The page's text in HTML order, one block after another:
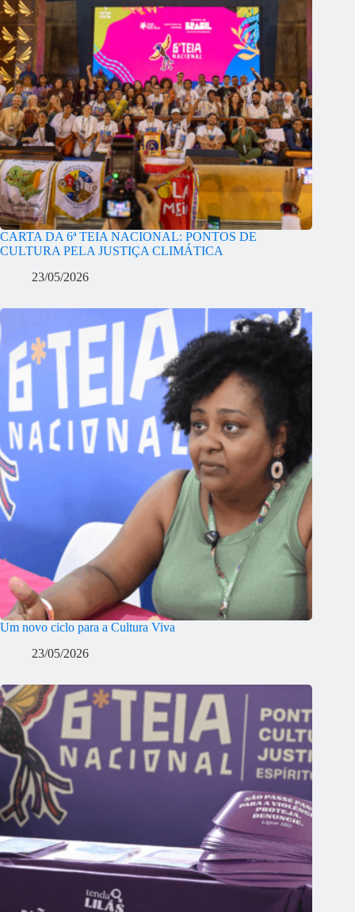
CARTA DA 6ª TEIA NACIONAL: PONTOS DE
CULTURA PELA JUSTIÇA CLIMÁTICA
23/05/2026
Um novo ciclo para a Cultura Viva
23/05/2026